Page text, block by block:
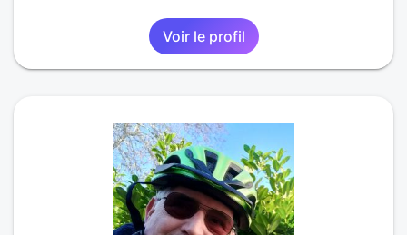
Voir le profil